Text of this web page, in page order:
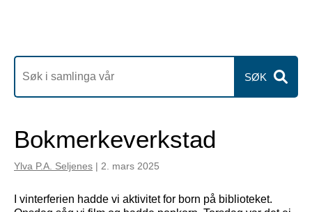
SØK
Bokmerkeverkstad
Ylva P.A. Seljenes | 2. mars 2025
I vinterferien hadde vi aktivitet for born på biblioteket.